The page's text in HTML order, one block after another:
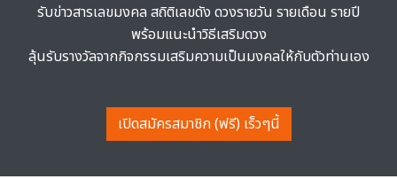
รับข่าวสารเลขมงคล สถิติเลขดัง ดวงรายวัน รายเดือน รายปี
พร้อมแนะนำวิธีเสริมดวง
ลุ้นรับรางวัลจากกิจกรรมเสริมความเป็นมงคลให้กับตัวท่านเอง
เปิดสมัครสมาชิก (ฟรี) เร็วๆนี้